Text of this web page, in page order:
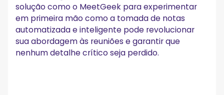
solução como o MeetGeek para experimentar
em primeira mão como a tomada de notas
automatizada e inteligente pode revolucionar
sua abordagem às reuniões e garantir que
nenhum detalhe crítico seja perdido.